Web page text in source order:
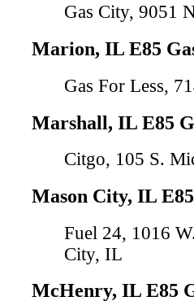
Gas City, 9051
Marion, IL E85
Gas For Less,
Marshall, IL E85
Citgo, 105 S.
Mason City, IL
Fuel 24, 1016
City, IL
McHenry, IL E85